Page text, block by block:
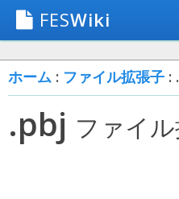
FESWiki
ホーム : ファイル拡張子 :
.pbj ファイ